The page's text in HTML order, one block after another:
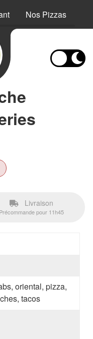
Nos Pizzas
Livraison
Précommande pour 11h45
oriental, pizza,
tacos